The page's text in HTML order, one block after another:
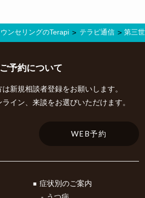
ンセリングのTerapi > テラピ通信 > 第三
予約について
新規相談者登録をお願いします。
イン、来談をお選びいただけます。
WEB予約
症状別のご案内